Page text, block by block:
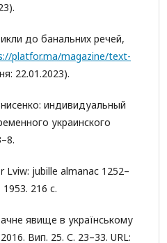
до банальних речей,
platfor.ma/magazine/text-
22.01.2023).
индивидуальный
украинского
Lviw: jubille almanac 1252–
216 с.
явище в українському
Вип. 25. С. 23–33. URL: